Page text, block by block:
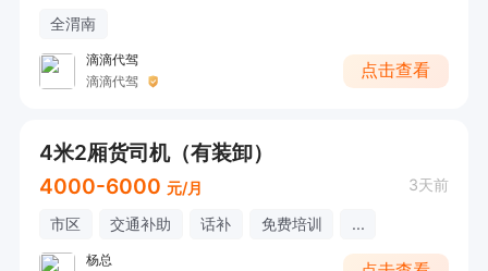
全渭南
滴滴代驾
滴滴代驾
点击查看
4米2厢货司机（有装卸）
4000-6000 元/月 3天前
市区 交通补助 话补 免费培训 ...
杨总